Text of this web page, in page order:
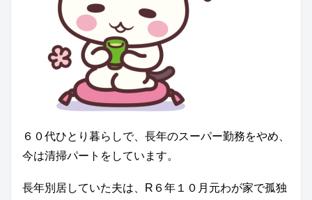
６０代ひとり暮らしで、長年のスーパー勤務をやめ、
今は清掃パートをしています。
長年別居していた夫は、R６年１０月元わが家で孤独